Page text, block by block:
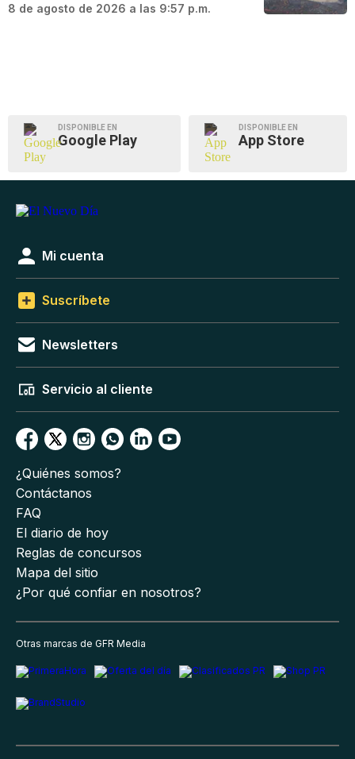
8 de agosto de 2026 a las 9:57 p.m.
DISPONIBLE EN
Google Play
DISPONIBLE EN
App Store
Mi cuenta
Suscríbete
Newsletters
Servicio al cliente
¿Quiénes somos?
Contáctanos
FAQ
El diario de hoy
Reglas de concursos
Mapa del sitio
¿Por qué confiar en nosotros?
Otras marcas de GFR Media